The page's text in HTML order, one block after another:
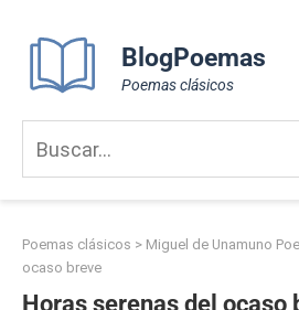
content
BlogPoemas
Poemas clásicos
Poemas clásicos > Miguel de Unamuno
ocaso breve
Horas serenas del ocaso